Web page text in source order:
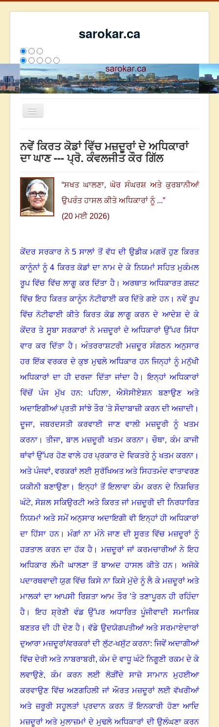
sarokar.ca
Toggle
ਰਚਨਾਵਾਂ
ਸੰਪਰਕ
We have 285 guests and no members online
2802533
ਇਸ ਹਫਤੇ
ਨਵੇਂ ਕਿਰਤ ਕੋਡਾਂ ਵਿੱਚ ਮਜ਼ਦੂਰਾਂ ਦੇ ਅਧਿਕਾਰਾਂ
ਦਾ ਘਾਣ --- ਪ੍ਰੋ. ਕੰਵਲਜੀਤ ਕੌਰ ਗਿੱਲ
“ਸਖਤ ਘਾਲਣਾ, ਘੋਰ ਸੰਘਰਸ਼ ਅਤੇ ਕੁਰਬਾਨੀਆਂ
ਉਪਰੰਤ ਹਾਸਲ ਕੀਤੇ ਅਧਿਕਾਰਾਂ ਨੂੰ ...”
(20 ਮਈ 2026)
ਕੇਂਦਰ ਸਰਕਾਰ ਨੇ5 ਸਾਲਾਂ ਤੋਂ ਵੱਧ ਦੀ ਉਡੀਕ ਮਗਰੋਂ ਹੁਣ ਕਿਰਤ
ਕਾਨੂੰਨਾਂ ਨੂੰ4 ਕਿਰਤ ਕੋਡਾਂ ਦਾ ਨਾਮ ਦੇ ਕੇ ਨਿਯਮਾਂ ਸਹਿਤ ਮੁਕੰਮਲ
ਰੂਪ ਵਿੱਚ ਵਿੱਚ ਲਾਗੂ ਕਰ ਦਿੱਤਾ ਹੈ।ਅਰਥਾਤ ਅਧਿਕਾਰਤ ਗਜ਼ਟ
ਵਿੱਚ ਇਹ ਕਿਰਤ ਕਾਨੂੰਨ ਨੋਟੀਫਾਈ ਕਰ ਦਿੱਤੇ ਗਏ ਹਨ।ਨਵੇਂ ਰੂਪ
ਵਿੱਚ ਨੋਟੀਫਾਈ ਕੀਤੇ ਕਿਰਤ ਕੋਡ ਲਾਗੂ ਕਰਨ ਦੇ ਆਦੇਸ਼ ਦੇ ਕੇ
ਕੇਂਦਰ ਤੇ ਸੂਬਾ ਸਰਕਾਰਾਂ ਨੇ ਮਜ਼ਦੂਰਾਂ ਦੇ ਅਧਿਕਾਰਾਂ ਉੱਪਰ ਸਿੱਧਾ
ਵਾਰ ਕਰ ਦਿੱਤਾ ਹੈ।ਅੰਤਰਰਾਸ਼ਟਰੀ ਮਜ਼ਦੂਰ ਸੰਗਠਨ ਅਨੁਸਾਰ
ਹਰ ਇੱਕ ਵਰਕਰ ਦੇ ਕੁਝ ਮੁਢਲੇ ਅਧਿਕਾਰ ਹਨ ਜਿਨ੍ਹਾਂ ਨੂੰ ਮਨੁੱਖੀ
ਅਧਿਕਾਰਾਂ ਦਾ ਹੀ ਦਰਜਾ ਦਿੱਤਾ ਜਾਂਦਾ ਹੈ। ਇਨ੍ਹਾਂ ਅਧਿਕਾਰਾਂ
ਵਿੱਚੋਂ ਪੰਜ ਮੁੱਖ ਹਨ: ਪਹਿਲਾ,ਐਸੋਸੀਏਸ਼ਨ ਬਣਾਉਣ ਅਤੇ
ਅਦਾਇਗੀਆਂ ਪ੍ਰਤੀ ਸਾਂਝੇ ਤੌਰ ’ਤੇ ਸੌਦਾਬਾਜ਼ੀ ਕਰਨ ਦੀ ਅਜ਼ਾਦੀ।
ਦੂਜਾ,ਜਬਰਦਸਤੀ ਕਰਵਾਈ ਜਾਣ ਵਾਲੀ ਮਜ਼ਦੂਰੀ ਨੂੰ ਖਤਮ
ਕਰਨਾ। ਤੀਜਾ,ਬਾਲ ਮਜ਼ਦੂਰੀ ਖਤਮ ਕਰਨਾ। ਚੌਥਾ,ਕੰਮ ਕਾਜੀ
ਥਾਂਵਾਂ ਉੱਪਰ ਹੋਣ ਵਾਲੇ ਹਰ ਪ੍ਰਕਾਰ ਦੇ ਵਿਕਤਰੇ ਨੂੰ ਖਤਮ ਕਰਨਾ।
ਅਤੇ ਪੰਜਵਾਂ,ਵਰਕਰਾਂ ਲਈ ਸੁਰੱਖਿਅਤ ਅਤੇ ਸਿਹਤਮੰਦ ਵਾਤਾਵਰਣ
ਯਕੀਨੀ ਬਣਾਉਣਾ । ਇਨ੍ਹਾਂ ਤੋਂ ਇਲਾਵਾ ਕੰਮ ਕਰਨ ਦੇ ਨਿਸ਼ਚਿਤ
ਘੰਟੇ, ਸੋਸ਼ਲ ਸਕਿਉਰਟੀ ਅਤੇ ਕਿਰਤ ਜਾਂ ਮਜ਼ਦੂਰੀ ਦੀ ਨਿਰਧਾਰਿਤ
ਨਿਯਮਾਂ ਅਤੇ ਸਮੇਂ ਅਨੁਸਾਰ ਅਦਾਇਗੀ ਵੀ ਇਨ੍ਹਾਂ ਹੀ ਅਧਿਕਾਰਾਂ
ਦਾ ਹਿੱਸਾ ਹਨ।ਮੰਗਾਂ ਨਾ ਮੰਨੇ ਜਾਣ ਦੀ ਸੂਰਤ ਵਿੱਚ ਮਜ਼ਦੂਰਾਂ ਨੂੰ
ਹੜਤਾਲ ਕਰਨ ਦਾ ਹੱਕ ਹੈ । ਮਜ਼ਦੂਰਾਂ ਜਾਂ ਕਰਮਚਾਰੀਆਂ ਨੇ ਇਹ
ਅਧਿਕਾਰ ਲੰਮੀ ਘਾਲਣਾ ਤੋਂ ਬਾਅਦ ਹਾਸਲ ਕੀਤੇ ਹਨ। ਅਜੋਕੇ
ਪਦਾਰਥਵਾਦੀ ਯੁਗ ਵਿੱਚ ਕਿਸੇ ਨਾ ਕਿਸੇ ਮੁੱਦੇ ਨੂੰ ਲੈ ਕੇ ਮਜ਼ਦੂਰਾਂ ਅਤੇ
ਮਾਲਕਾਂ ਦਾ ਆਪਸੀ ਰਿਸ਼ਤਾ ਆਮ ਤੌਰ ’ਤੇ ਤਣਾਪੂਰਨ ਹੀ ਰਹਿੰਦਾ
ਹੈ ।ਇਹ ਸ਼੍ਰੇਣੀ ਵੰਡ ਉੱਪਰ ਅਧਾਰਿਤ ਪੂੰਜੀਵਾਦੀ ਸਮਾਜਿਕ
ਬਣਤਰ ਦੀ ਹੀ ਦੇਣ ਹੈ ।ਵੱਡੇ ਉਦਯੋਗਪਤੀਆਂ ਅਤੇ ਸਰਮਾਏਦਾਰਾਂ
ਦੁਆਰਾ ਮਜ਼ਦੂਰਾਂ/ਵਰਕਰਾਂ ਦੀ ਲੁੱਟ-ਖਸੁੱਟ ਕਰਨਾ: ਜਿਵੇਂ ਅਦਾਗੀਆਂ
ਵਿੱਚ ਦੇਰੀ ਅਤੇ ਨਾਬਰਾਬਰੀ,ਕੰਮ ਦੇ ਵਾਧੂ ਘੰਟੇ ਨਿਗੂਣੀ ਰਕਮ ਦੇ ਕੇ
ਲਵਾਉਣੇ,ਕੰਮ ਕਰਨ ਲਈ ਲੋੜੀਂਦੇ ਸਾਜ਼ੋ ਸਾਮਾਨ ਮੁਹਈਆ
ਕਰਵਾਉਣ ਵਿੱਚ ਅਣਗਹਿਲੀ ਜਾਂ ਔਰਤ ਮਜ਼ਦੂਰਾਂ ਲਈ ਵੱਖਰੀਆਂ
ਅਤੇ ਜ਼ਰੂਰੀ ਸਹੂਲਤਾਂ ਪ੍ਰਦਾਨ ਕਰਨ ਤੋਂ ਇਨਕਾਰੀ ਹੋਣਾ ਆਦਿ
ਮਜ਼ਦੂਰਾਂ ਅਤੇ ਮੁਲਾਜ਼ਮਾਂ ਦੇ ਮੁਢਲੇ ਅਧਿਕਾਰਾਂ ਦੀ ਉਲੰਘਣਾ ਕਰਨ